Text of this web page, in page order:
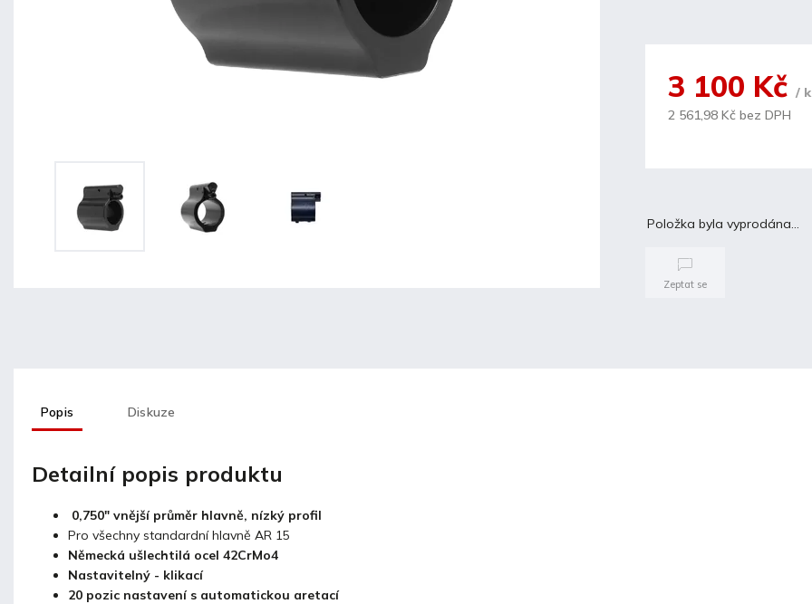
3 100 Kč/
2 561,98 Kč bez DPH
Položka byla vyprodána…
Zeptat se
Popis Diskuze
Detailní popis produktu
0,750" vnější průměr hlavně, nízký profil
Pro všechny standardní hlavně AR 15
Německá ušlechtilá ocel 42CrMo4
Nastavitelný - klikací
20 pozic nastavení s automatickou aretací